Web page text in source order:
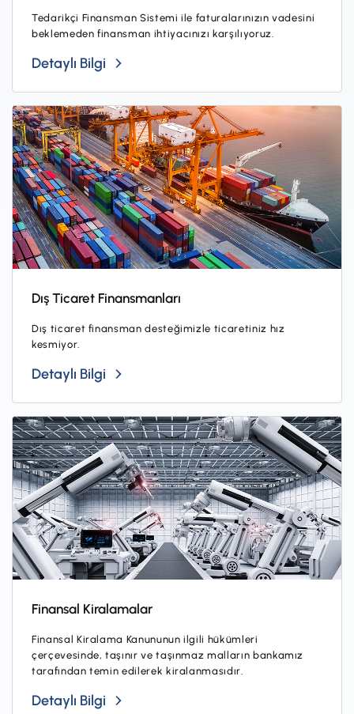
Tedarikçi Finansman Sistemi ile faturalarınızın vadesini
beklemeden finansman ihtiyacınızı karşılıyoruz.
Detaylı Bilgi
Dış Ticaret Finansmanları
Dış ticaret finansman desteğimizle ticaretiniz hız
kesmiyor.
Detaylı Bilgi
Finansal Kiralamalar
Finansal Kiralama Kanununun ilgili hükümleri
çerçevesinde, taşınır ve taşınmaz malların bankamız
tarafından temin edilerek kiralanmasıdır.
Detaylı Bilgi